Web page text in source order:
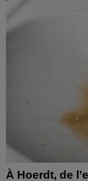
À Hoerdt, de